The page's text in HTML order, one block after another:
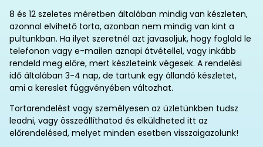
8 és 12 szeletes méretben általában mindig van készleten,
azonnal elvihető torta, azonban nem mindig van kint a
pultunkban. Ha ilyet szeretnél azt javasoljuk, hogy foglald le
telefonon vagy e-mailen aznapi átvétellel, vagy inkább
rendeld meg előre, mert készleteink végesek. A rendelési
idő általában 3-4 nap, de tartunk egy állandó készletet,
ami a kereslet függvényében változhat.
Tortarendelést vagy személyesen az üzletünkben tudsz
leadni, vagy összeállíthatod és elküldheted itt az
előrendelésed, melyet minden esetben visszaigazolunk!